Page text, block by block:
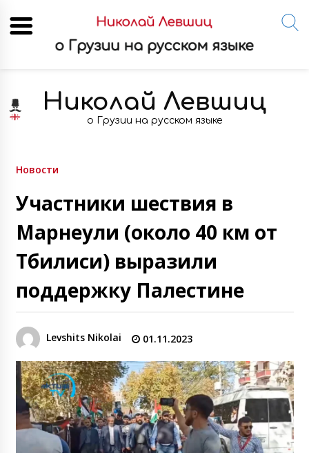
content
Николай Левшиц
о Грузии на русском языке
Новости
Участники шествия в
Марнеули (около 40 км от
Тбилиси) выразили
поддержку Палестине
Levshits Nikolai 01.11.2023